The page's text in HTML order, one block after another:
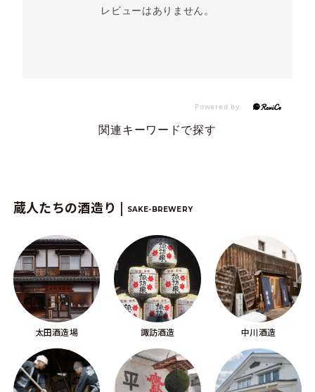
レビューはありません。
関連キーワードで探す
蔵人たちの酒造り | SAKE-BREWERY
太田酒造場 諏訪酒造 中川酒造